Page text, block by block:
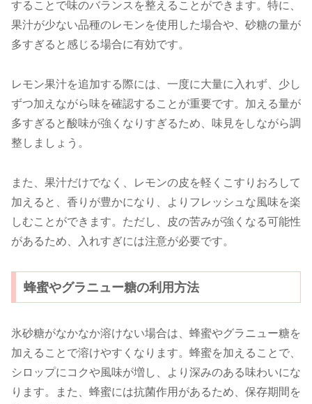
することで味のバランスを整えることができます。特に、
果汁が少ない品種のレモンを使用した場合や、砂糖の量が
多すぎると感じる場合に有効です。
レモン果汁を追加する際には、一度に大量に入れず、少し
ずつ加えながら味を確認することが重要です。加える量が
多すぎると酸味が強くなりすぎるため、味見をしながら調
整しましょう。
また、果汁だけでなく、レモンの皮を軽くこすりおろして
加えると、香りが豊かになり、よりフレッシュな風味を楽
しむことができます。ただし、皮の苦みが強くなる可能性
があるため、入れすぎには注意が必要です。
蜂蜜やグラニュー糖の利用方法
氷砂糖がなかなか溶けない場合は、蜂蜜やグラニュー糖を
加えることで溶けやすくなります。蜂蜜を加えることで、
シロップにコクや風味が増し、より深みのある味わいにな
ります。また、蜂蜜には抗菌作用があるため、保存期間を